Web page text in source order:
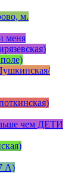
м.
меня
чем ДЕТИ
A)